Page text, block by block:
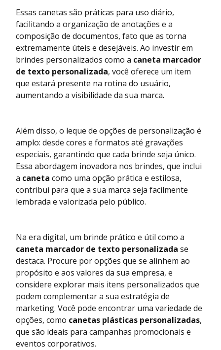
Essas canetas são práticas para uso diário,
facilitando a organização de anotações e a
composição de documentos, fato que as torna
extremamente úteis e desejáveis. Ao investir em
brindes personalizados como a caneta marcador
de texto personalizada, você oferece um item
que estará presente na rotina do usuário,
aumentando a visibilidade da sua marca.
Além disso, o leque de opções de personalização é
amplo: desde cores e formatos até gravações
especiais, garantindo que cada brinde seja único.
Essa abordagem inovadora nos brindes, que inclui
a caneta como uma opção prática e estilosa,
contribui para que a sua marca seja facilmente
lembrada e valorizada pelo público.
Na era digital, um brinde prático e útil como a
caneta marcador de texto personalizada se
destaca. Procure por opções que se alinhem ao
propósito e aos valores da sua empresa, e
considere explorar mais itens personalizados que
podem complementar a sua estratégia de
marketing. Você pode encontrar uma variedade de
opções, como canetas plásticas personalizadas,
que são ideais para campanhas promocionais e
eventos corporativos.